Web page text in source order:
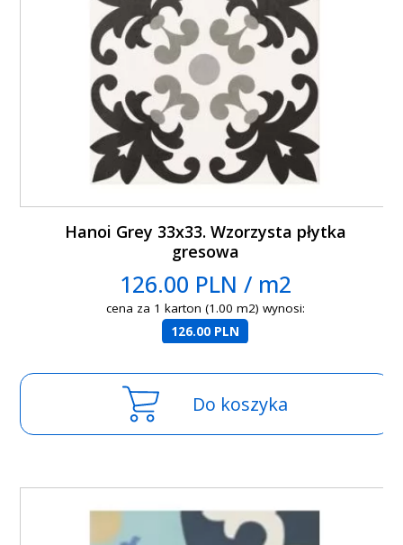
Hanoi Grey 33x33. Wzorzysta płytka
gresowa
126.00 PLN / m2
cena za 1 karton (1.00 m2) wynosi:
126.00 PLN
Do koszyka